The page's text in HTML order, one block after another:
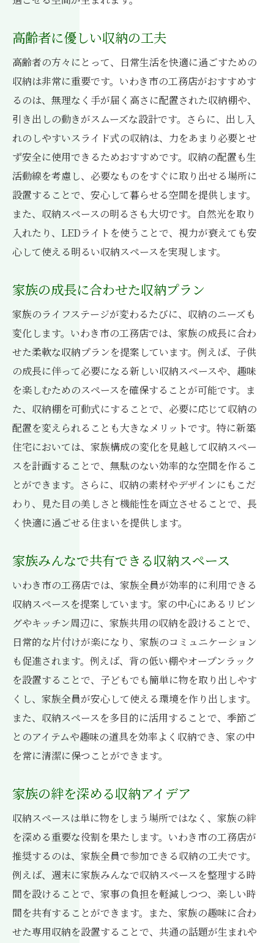
高齢者に優しい収納の工夫
高齢者の方々にとって、日常生活を快適に過ごすための
収納は非常に重要です。いわき市の工務店がおすすめす
るのは、無理なく手が届く高さに配置された収納棚や、
引き出しの動きがスムーズな設計です。さらに、出し入
れのしやすいスライド式の収納は、力をあまり必要とせ
ず安全に使用できるためおすすめです。収納の配置も生
活動線を考慮し、必要なものをすぐに取り出せる場所に
設置することで、安心して暮らせる空間を提供します。
また、収納スペースの明るさも大切です。自然光を取り
入れたり、LEDライトを使うことで、視力が衰えても安
心して使える明るい収納スペースを実現します。
家族の成長に合わせた収納プラン
家族のライフステージが変わるたびに、収納のニーズも
変化します。いわき市の工務店では、家族の成長に合わ
せた柔軟な収納プランを提案しています。例えば、子供
の成長に伴って必要になる新しい収納スペースや、趣味
を楽しむためのスペースを確保することが可能です。ま
た、収納棚を可動式にすることで、必要に応じて収納の
配置を変えられることも大きなメリットです。特に新築
住宅においては、家族構成の変化を見越して収納スペー
スを計画することで、無駄のない効率的な空間を作るこ
とができます。さらに、収納の素材やデザインにもこだ
わり、見た目の美しさと機能性を両立させることで、長
く快適に過ごせる住まいを提供します。
家族みんなで共有できる収納スペース
いわき市の工務店では、家族全員が効率的に利用できる
収納スペースを提案しています。家の中心にあるリビン
グやキッチン周辺に、家族共用の収納を設けることで、
日常的な片付けが楽になり、家族のコミュニケーション
も促進されます。例えば、背の低い棚やオープンラック
を設置することで、子どもでも簡単に物を取り出しやす
くし、家族全員が安心して使える環境を作り出します。
また、収納スペースを多目的に活用することで、季節ご
とのアイテムや趣味の道具を効率よく収納でき、家の中
を常に清潔に保つことができます。
家族の絆を深める収納アイデア
収納スペースは単に物をしまう場所ではなく、家族の絆
を深める重要な役割を果たします。いわき市の工務店が
推奨するのは、家族全員で参加できる収納の工夫です。
例えば、週末に家族みんなで収納スペースを整理する時
間を設けることで、家事の負担を軽減しつつ、楽しい時
間を共有することができます。また、家族の趣味に合わ
せた専用収納を設置することで、共通の話題が生まれや